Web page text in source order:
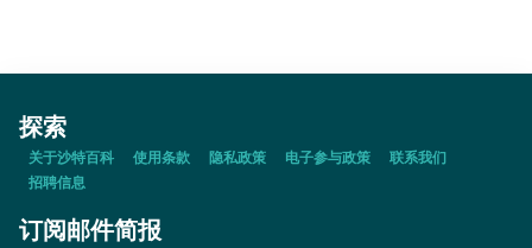
探索
关于沙特百科 使用条款 隐私政策 电子参与政策
联系我们
招聘信息
订阅邮件简报